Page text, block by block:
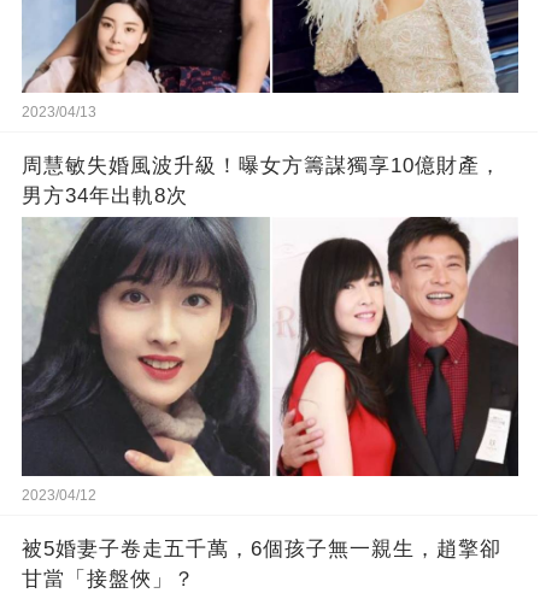
2023/04/13
周慧敏失婚風波升級！曝女方籌謀獨享10億財產，
男方34年出軌8次
2023/04/12
被5婚妻子卷走五千萬，6個孩子無一親生，趙擎卻
甘當「接盤俠」？